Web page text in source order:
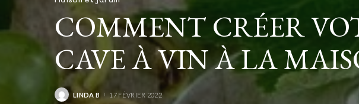
COMMENT CRÉER
CAVE À VIN À LA
POSTED
LINDA B 17 FÉVRIER 2022